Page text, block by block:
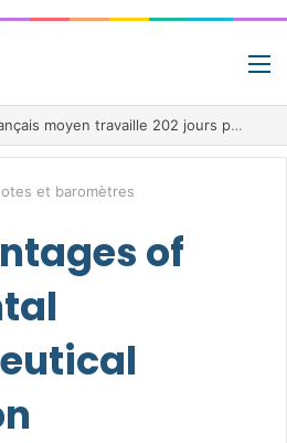
Pourquoi un salarié français moyen travaille 202 jours par an pour financer impôts et cotisations, un record dans toute l’Union européenne
et baromètres
of